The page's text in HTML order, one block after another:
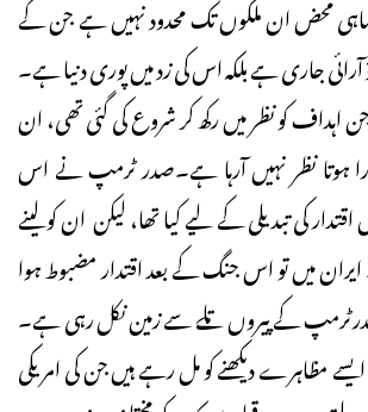
محض ان ملکوں تک محدود نہیں ہے جن کے
جاری ہے بلکہ اس کی زد میں پوری دنیا ہے۔
اہداف کو نظر میں رکھ کر شروع کی گئی تھی، ان
ہوتا نظر نہیں آرہا ہے۔صدر ٹرمپ نے اس
کی تبدیلی کے لیے کیا تھا، لیکن ان کو لینے
میں تو اس جنگ کے بعد اقتدار مضبوط ہوا
کے پیروں تلے سے زمین نکل رہی ہے۔
مظاہرے دیکھنے کو مل رہے ہیں جن کی امریکی